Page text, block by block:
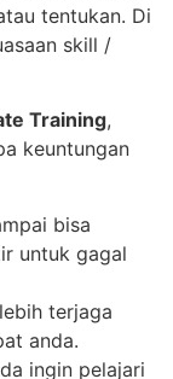
tentukan. Di
skill /
Training,
keuntungan
bisa
untuk gagal
terjaga
anda.
ingin pelajari